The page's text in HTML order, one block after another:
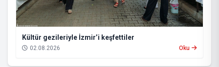
Kültür gezileriyle İzmir’i keşfettiler
02.08.2026 Oku